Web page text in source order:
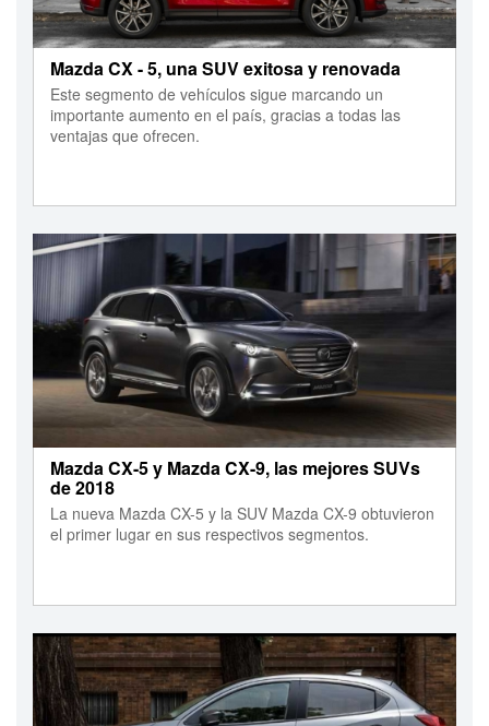
Mazda CX - 5, una SUV exitosa y renovada
Este segmento de vehículos sigue marcando un
importante aumento en el país, gracias a todas las
ventajas que ofrecen.
Mazda CX-5 y Mazda CX-9, las mejores SUVs
de 2018
La nueva Mazda CX-5 y la SUV Mazda CX-9 obtuvieron
el primer lugar en sus respectivos segmentos.